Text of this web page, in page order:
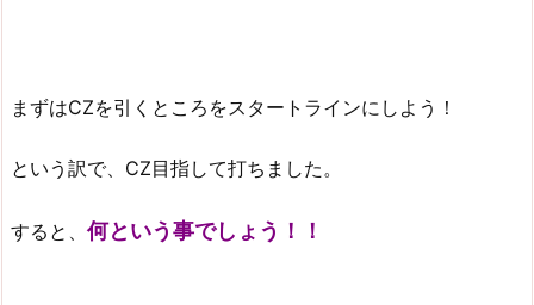
まずはCZを引くところをスタートラインにしよう！
という訳で、CZ目指して打ちました。
すると、 何という事でしょう！！